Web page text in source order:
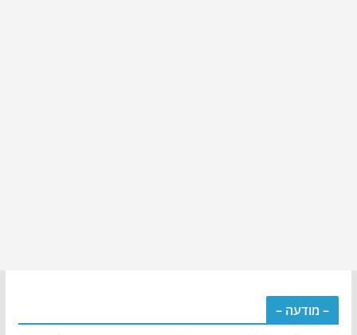
– מודעה –